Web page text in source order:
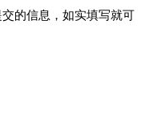
的信息，如实填写就可